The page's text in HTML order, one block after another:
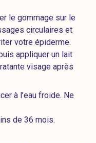
le gommage sur le
circulaires et
votre épiderme.
appliquer un lait
visage après
à l’eau froide. Ne
de 36 mois.